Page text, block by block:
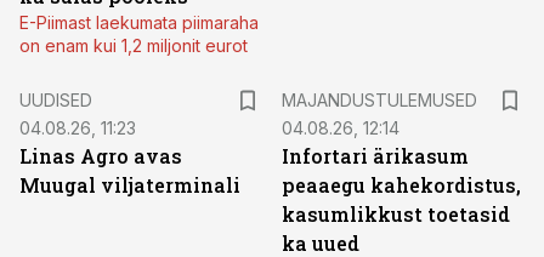
E-Piimast laekumata piimaraha
on enam kui 1,2 miljonit eurot
UUDISED
04.08.26, 11:23
Linas Agro avas
Muugal viljaterminali
MAJANDUSTULEMUSED
04.08.26, 12:14
Infortari ärikasum
peaaegu kahekordistus,
kasumlikkust toetasid
ka uued